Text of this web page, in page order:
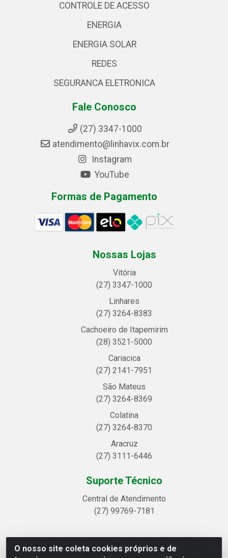
O nosso site coleta cookies próprios e de
CONTROLE DE ACESSO
ENERGIA
ENERGIA SOLAR
REDES
SEGURANCA ELETRONICA
Fale Conosco
(27) 3347-1000
atendimento@linhavix.com.br
Instagram
YouTube
Formas de Pagamento
Nossas Lojas
Vitória
(27) 3347-1000
Linhares
(27) 3264-8383
Cachoeiro de Itapemirim
(28) 3521-5000
Cariacica
(27) 2141-7951
São Mateus
(27) 3264-8369
Colatina
(27) 3264-8370
Aracruz
(27) 3111-6446
Suporte Técnico
Central de Atendimento
(27) 99769-7181
Linhavix Distribuidora LTDA - Avenida Alegre, 2521 -